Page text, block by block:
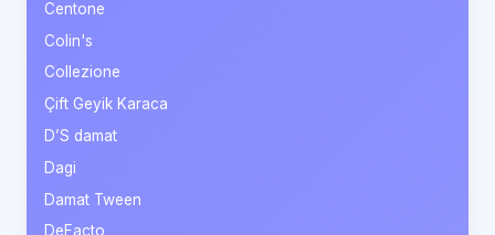
Centone
Colin's
Collezione
Çift Geyik Karaca
D’S damat
Dagi
Damat Tween
DeFacto